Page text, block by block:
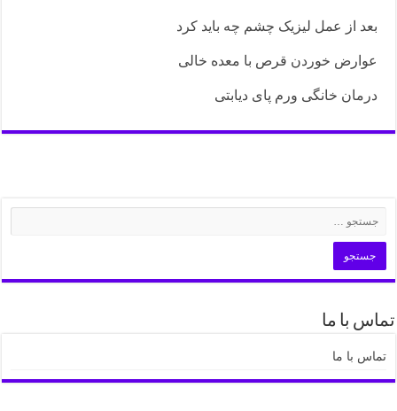
بعد از عمل لیزیک چشم چه باید کرد
عوارض خوردن قرص با معده خالی
درمان خانگی ورم پای دیابتی
تماس با ما
تماس با ما